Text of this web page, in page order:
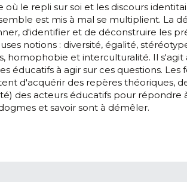
où le repli sur soi et les discours
est mis à mal se multiplient. La
d'identifier et de déconstruire les
notions : diversité, égalité,
homophobie et interculturalité. Il
éducatifs à agir sur ces questions.
d'acquérir des repères théoriques,
des acteurs éducatifs pour répondre
et savoir sont à démêler.